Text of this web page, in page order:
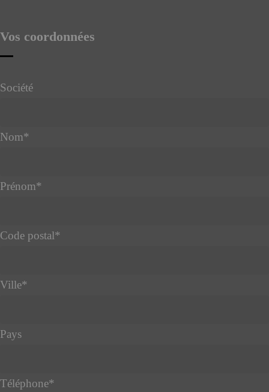
Vos coordonnées
Société
Nom*
Prénom*
Code postal*
Ville*
Pays
Téléphone*